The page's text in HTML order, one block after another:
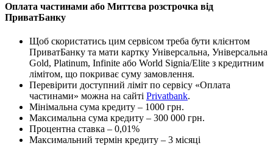
Оплата частинами або Миттєва розстрочка від
ПриватБанку
Щоб скористатись цим сервісом треба бути клієнтом
ПриватБанку та мати картку Універсальна, Універсальна
Gold, Platinum, Infinite або World Signia/Elite з кредитним
лімітом, що покриває суму замовлення.
Перевірити доступний ліміт по сервісу «Оплата
частинами» можна на сайті Privatbank.
Мінімальна сума кредиту – 1000 грн.
Максимальна сума кредиту – 300 000 грн.
Процентна ставка – 0,01%
Максимальний термін кредиту – 3 місяці